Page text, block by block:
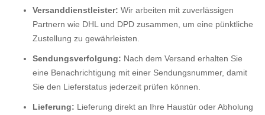
Versanddienstleister: Wir arbeiten mit zuverlässigen
Partnern wie DHL und DPD zusammen, um eine pünktliche
Zustellung zu gewährleisten.
Sendungsverfolgung: Nach dem Versand erhalten Sie
eine Benachrichtigung mit einer Sendungsnummer, damit
Sie den Lieferstatus jederzeit prüfen können.
Lieferung: Lieferung direkt an Ihre Haustür oder Abholung